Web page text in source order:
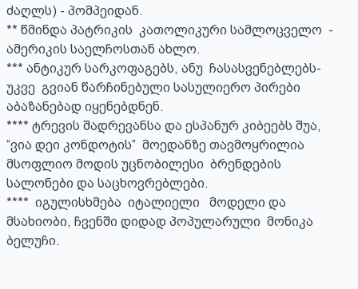
ძაღლს) - პომპეიდან.
** წმინდა პატრიკის  კათოლიკური სამლოცველო  -
ამერიკის საელჩოსთან ახლო.
*** ანტიკურ სარკოფაგებს, ანუ  ჩასასვენებლებს-
უკვე  გვიან წარჩინებული სასულიერო პირები
აბაზანებად იყენებდნენ.
**** ტრევის შადრევანსა და ესპანურ კიბეებს შუა,
“ვია დეი კონდოტის”  მოედანზე თავმოყრილია
მსოფლიო მოდის უცნობილესი  ბრენდების
სალონები და საცხოვრებლები.
****  იგულისხმება  იტალიელი   მოდელი და
მსახიობი, ჩვენში დიდად პოპულარული  მონიკა
ბელუჩი.